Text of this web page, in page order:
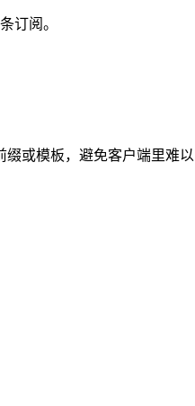
订阅。
或模板，避免客户端里难以